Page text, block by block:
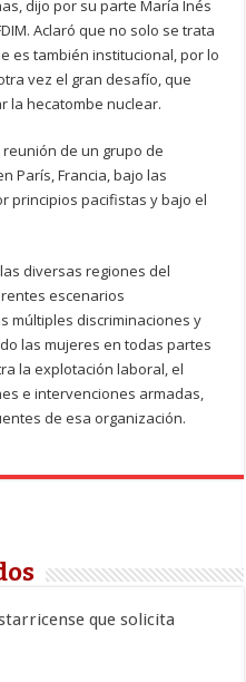
dijo por su parte María Inés
Aclaró que no solo se trata
es también institucional, por lo
vez el gran desafío, que
la hecatombe nuclear.
reunión de un grupo de
París, Francia, bajo las
principios pacifistas y bajo el
diversas regiones del
escenarios
múltiples discriminaciones y
las mujeres en todas partes
la explotación laboral, el
e intervenciones armadas,
de esa organización.
que solicita